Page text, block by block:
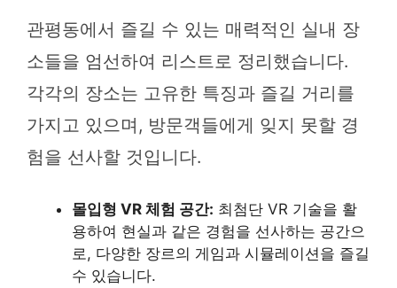
관평동에서 즐길 수 있는 매력적인 실내 장
소들을 엄선하여 리스트로 정리했습니다.
각각의 장소는 고유한 특징과 즐길 거리를
가지고 있으며, 방문객들에게 잊지 못할 경
험을 선사할 것입니다.
몰입형 VR 체험 공간: 최첨단 VR 기술을 활
용하여 현실과 같은 경험을 선사하는 공간으
로, 다양한 장르의 게임과 시뮬레이션을 즐길
수 있습니다.